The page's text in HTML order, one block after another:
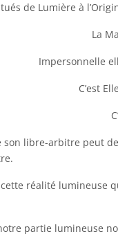
de Lumière à
La
Impersonnelle
C’est
son libre-arbitre peut
réalité lumineuse
partie lumineuse